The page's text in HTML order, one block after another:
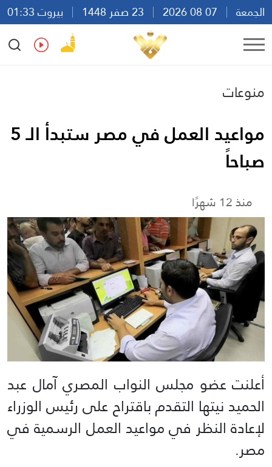
الجمعة
بيروت 01:33
Ar
En Fr Es
منوعات
مواعيد العمل في مصر ستبدأ الـ 5
صباحاً
منذ 12 شهرًا
أعلنت عضو مجلس النواب المصري آمال عبد
الحميد نيتها التقدم باقتراح على رئيس الوزراء
لإعادة النظر في مواعيد العمل الرسمية في
مصر.